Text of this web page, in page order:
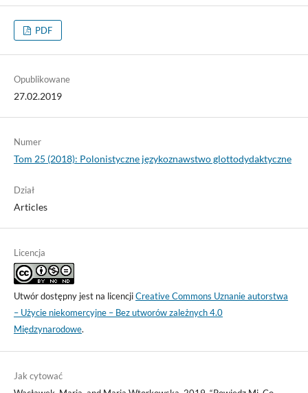
PDF
Opublikowane
27.02.2019
Numer
Tom 25 (2018): Polonistyczne językoznawstwo glottodydaktyczne
Dział
Articles
Licencja
Utwór dostępny jest na licencjiCreative Commons Uznanie autorstwa
– Użycie niekomercyjne – Bez utworów zależnych 4.0
Międzynarodowe.
Jak cytować